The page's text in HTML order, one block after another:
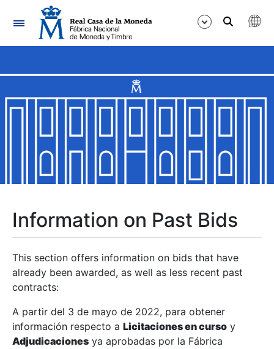
Navigation
Show/Hide
Show/Hide
Show/Hide
Show/Hide
Show/Hide
Information on Past Bids
This section offers information on bids that have
already been awarded, as well as less recent past
contracts:
A partir del 3 de mayo de 2022, para obtener
información respecto a Licitaciones en curso y
Adjudicaciones ya aprobadas por la Fábrica